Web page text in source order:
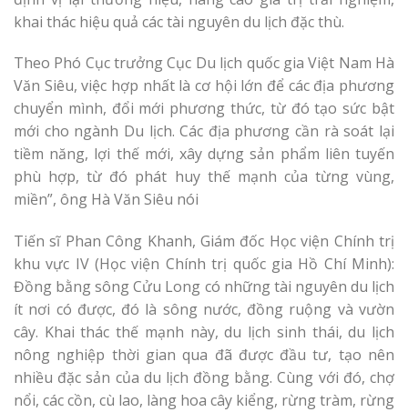
khai thác hiệu quả các tài nguyên du lịch đặc thù.
Theo Phó Cục trưởng Cục Du lịch quốc gia Việt Nam Hà
Văn Siêu, việc hợp nhất là cơ hội lớn để các địa phương
chuyển mình, đổi mới phương thức, từ đó tạo sức bật
mới cho ngành Du lịch. Các địa phương cần rà soát lại
tiềm năng, lợi thế mới, xây dựng sản phẩm liên tuyến
phù hợp, từ đó phát huy thế mạnh của từng vùng,
miền”, ông Hà Văn Siêu nói
Tiến sĩ Phan Công Khanh, Giám đốc Học viện Chính trị
khu vực IV (Học viện Chính trị quốc gia Hồ Chí Minh):
Đồng bằng sông Cửu Long có những tài nguyên du lịch
ít nơi có được, đó là sông nước, đồng ruộng và vườn
cây. Khai thác thế mạnh này, du lịch sinh thái, du lịch
nông nghiệp thời gian qua đã được đầu tư, tạo nên
nhiều đặc sản của du lịch đồng bằng. Cùng với đó, chợ
nổi, các cồn, cù lao, làng hoa cây kiểng, rừng tràm, rừng